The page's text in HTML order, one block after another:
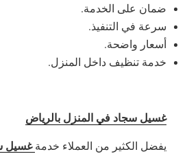
ضمان على الخدمة.
سرعة في التنفيذ.
أسعار واضحة.
خدمة تنظيف داخل المنزل.
غسيل سجاد في المنزل بالرياض
يفضل الكثير من العملاء خدمة غسيل